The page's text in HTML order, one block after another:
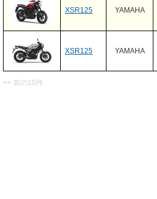
XSR125 YAMAHA
XSR125 YAMAHA
<< 前の10件